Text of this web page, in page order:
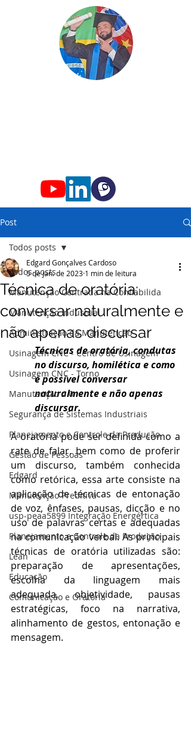
ProfessorEdgard
Post
Todos posts
Manutenção Centrada na Confiabilida
Manutenção Industrial
Administração da Manutenção
Usinagem CNC - Centro de Usinagem
Usinagem CNC - Torno
Manutenção 4.0
Segurança de Sistemas Industriais
Planejamento e Controle da Produção
Gestão de Pessoas
Edgard
Manutenção Preditiva
usp-peaa5899 Integração Energértica
Planejamento e Controle da Produção
Lean
Educação
Comunicação e Oratória
Todos posts
Técnica de oratória:
conversar naturalmente e
não apenas discursar
Edgard Gonçalves Cardoso
5 de jan. de 2023 1 min de leitura
Técnicas de oratória, condutas
no discurso, homilética e como
é possível conversar
naturalmente e não apenas
discursar.
A oratória pode ser definida como a
rate de falar, bem como de proferir
um discurso, também conhecida
como retórica, essa arte consiste na
aplicação de técnicas de entonação
de voz, ênfases, pausas, dicção e no
uso de palavras certas e adequadas
na comunicação verbal. As principais
técnicas de oratória utilizadas são:
preparação de apresentações,
escolha da linguagem mais
adequada, objetividade, pausas
estratégicas, foco na narrativa,
alinhamento de gestos, entonação e
mensagem.